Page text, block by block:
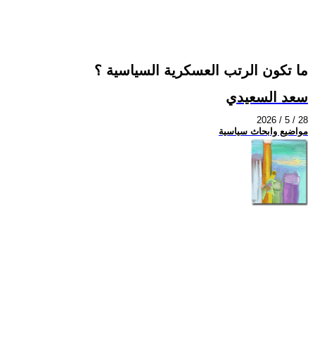
ما تكون الرتب العسكرية السياسية ؟
سعد السعيدي
2026 / 5 / 28
مواضيع وابحاث سياسية